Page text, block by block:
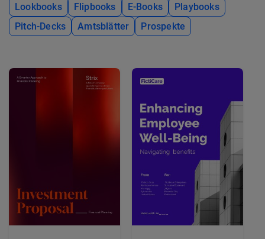
Lookbooks
Flipbooks E-Books
Playbooks
Pitch-Decks
Amtsblätter Prospekte